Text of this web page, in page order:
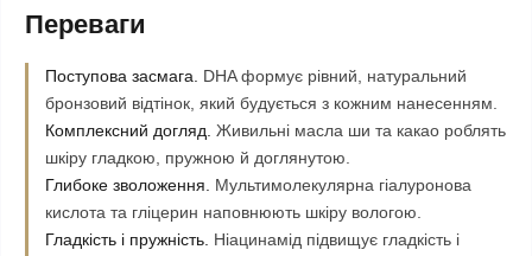
Переваги
Поступова засмага.
DHA формує рівний, натуральний
бронзовий відтінок, який будується з кожним нанесенням.
Комплексний догляд. Живильні масла ши та какао роблять
шкіру гладкою, пружною й доглянутою.
Глибоке зволоження.
Мультимолекулярна гіалуронова
кислота та гліцерин наповнюють шкіру вологою.
Гладкість і пружність. Ніацинамід підвищує гладкість і